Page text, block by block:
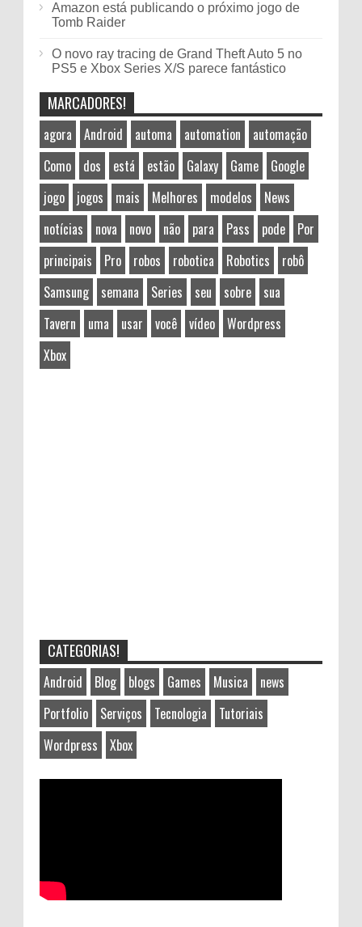
Amazon está publicando o próximo jogo de
Tomb Raider
O novo ray tracing de Grand Theft Auto 5 no
PS5 e Xbox Series X/S parece fantástico
MARCADORES!
agora Android automa automation
automação
Como
dos está estão Galaxy Game
Google
jogo
jogos mais Melhores modelos
News
notícias
nova novo não para Pass pode
Por
principais
Pro robos robotica Robotics
robô
Samsung
semana Series seu sobre
sua
Tavern
uma usar você vídeo
Wordpress
Xbox
CATEGORIAS!
Android Blog blogs Games Musica
news
Portfolio
Serviços Tecnologia
Tutoriais
Wordpress
Xbox